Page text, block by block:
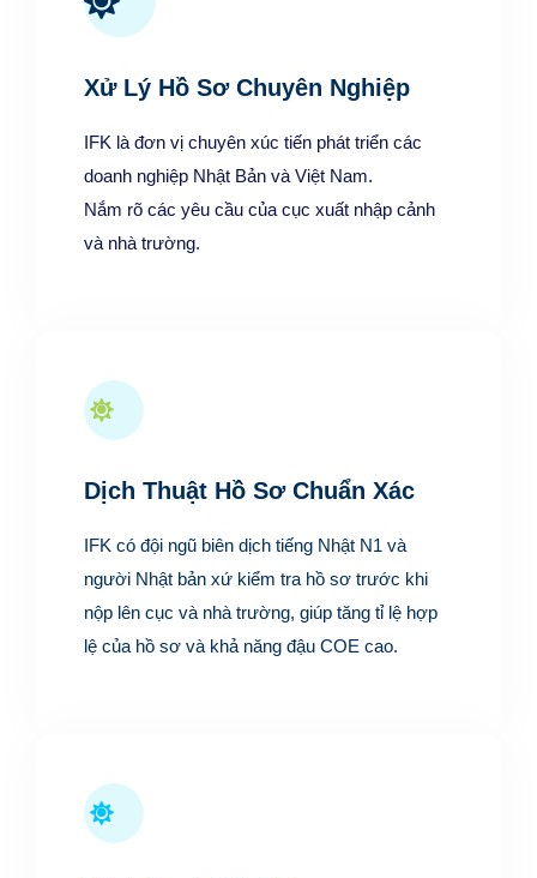
Xử Lý Hồ Sơ Chuyên Nghiệp
IFK là đơn vị chuyên xúc tiến phát triển các
doanh nghiệp Nhật Bản và Việt Nam.
Nắm rõ các yêu cầu của cục xuất nhập cảnh
và nhà trường.
Dịch Thuật Hồ Sơ Chuẩn Xác
IFK có đội ngũ biên dịch tiếng Nhật N1 và
người Nhật bản xứ kiểm tra hồ sơ trước khi
nộp lên cục và nhà trường, giúp tăng tỉ lệ hợp
lệ của hồ sơ và khả năng đậu COE cao.